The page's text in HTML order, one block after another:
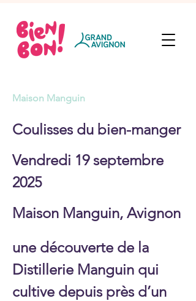
Maison Manguin
Coulisses du bien-manger
Vendredi 19 septembre
2025
Maison Manguin, Avignon
une découverte de la
Distillerie Manguin qui
cultive depuis près d’un